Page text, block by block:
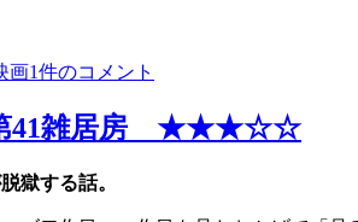
画女
さ
そ
り
け
1件のコメント
第41雑居房 ★★★☆☆
獄する話。